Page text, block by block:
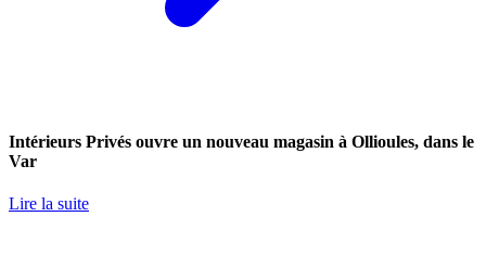
Intérieurs Privés ouvre un nouveau magasin à Ollioules, dans le
Var
Lire la suite